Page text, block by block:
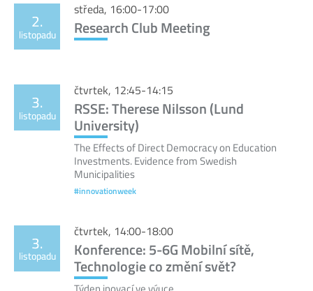
2.
listopadu
středa, 16:00-17:00
Research Club Meeting
3.
listopadu
čtvrtek, 12:45-14:15
RSSE: Therese Nilsson (Lund
University)
The Effects of Direct Democracy on Education
Investments. Evidence from Swedish
Municipalities
#innovationweek
3.
listopadu
čtvrtek, 14:00-18:00
Konference: 5-6G Mobilní sítě,
Technologie co změní svět?